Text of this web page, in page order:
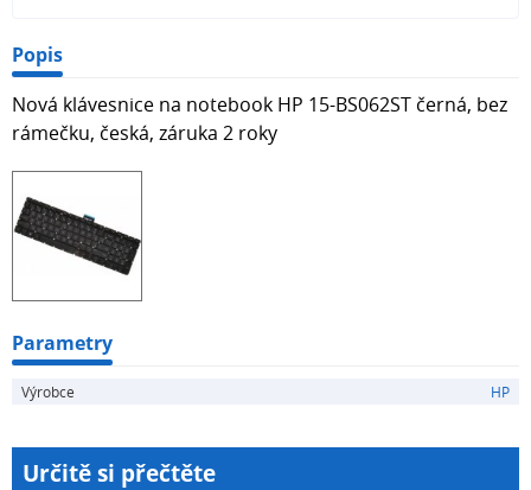
Popis
Nová klávesnice na notebook HP 15-BS062ST černá, bez
rámečku, česká, záruka 2 roky
Parametry
Výrobce HP
Určitě si přečtěte